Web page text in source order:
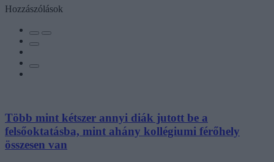
Hozzászólások
Több mint kétszer annyi diák jutott be a
felsőoktatásba, mint ahány kollégiumi férőhely
összesen van